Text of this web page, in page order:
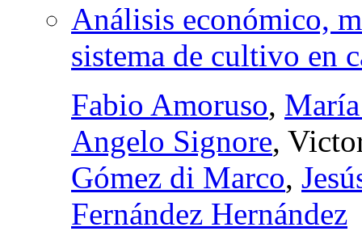
Análisis económico,
sistema de cultivo en
Fabio Amoruso,
Angelo Signore,
Gómez di Marco,
Fernández Hernández